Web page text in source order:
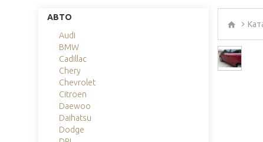
АВТО
Audi
BMW
Cadillac
Chery
Chevrolet
Citroen
Daewoo
Daihatsu
Dodge